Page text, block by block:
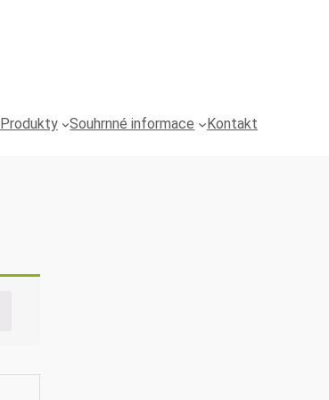
Produkty Souhrnné informace Kontakt